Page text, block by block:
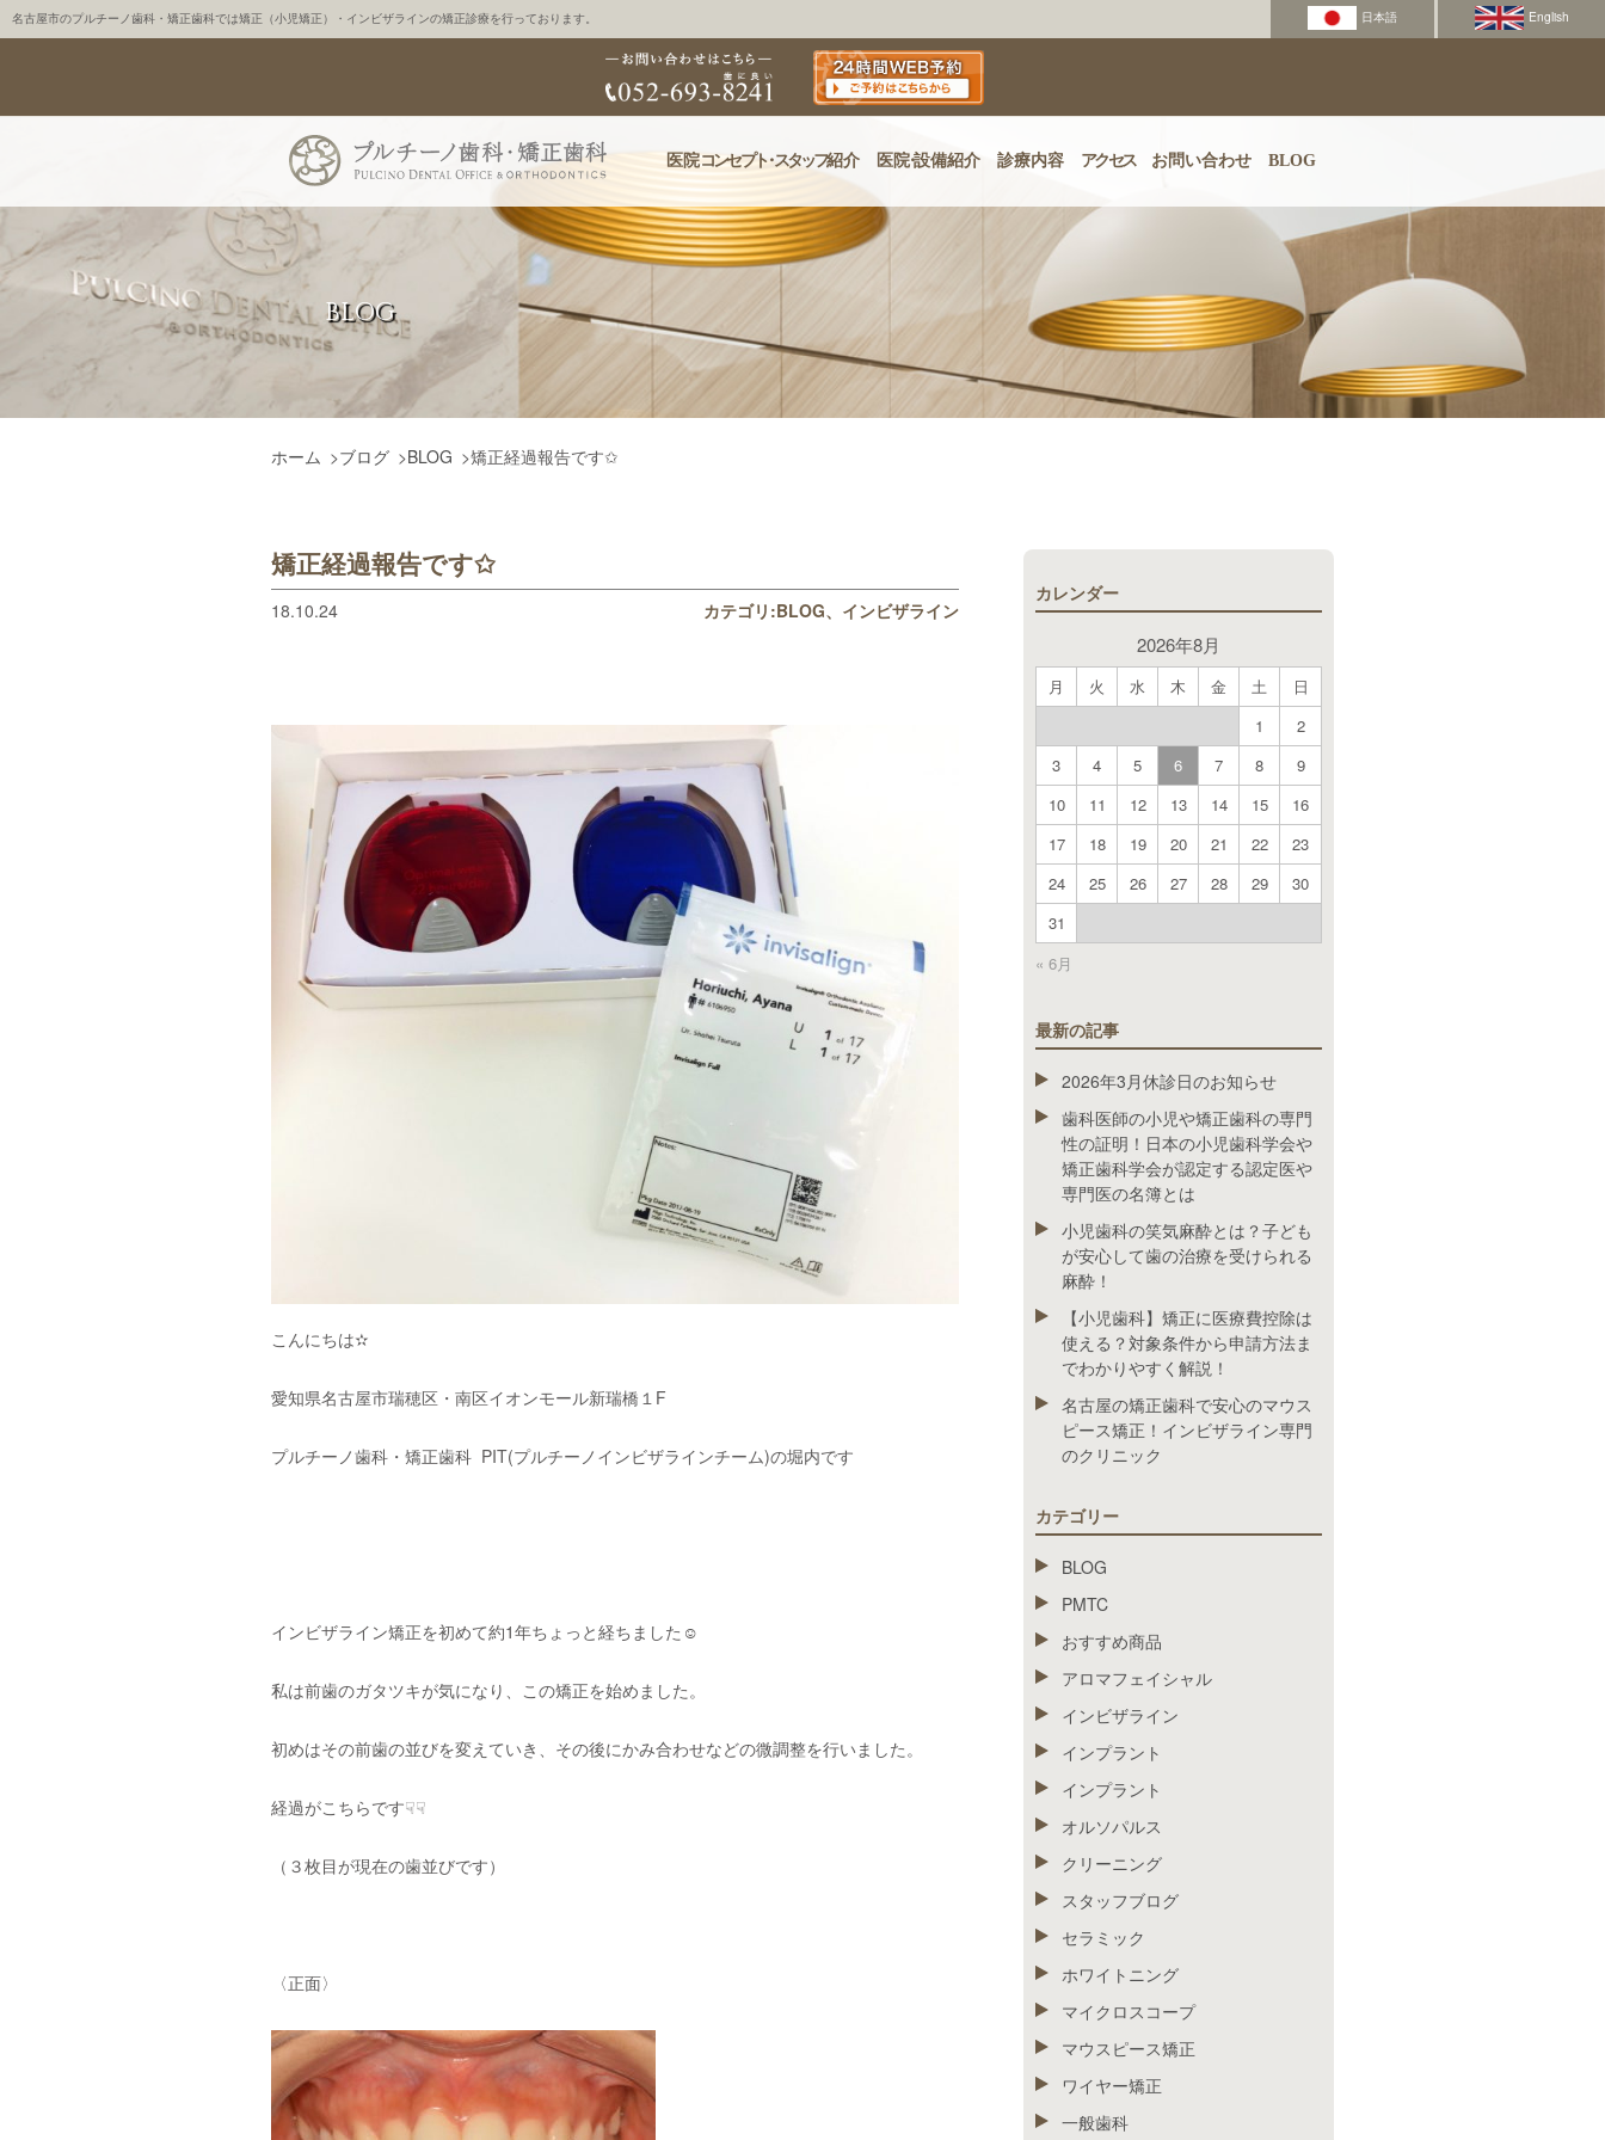
名古屋市のプルチーノ歯科・矯正歯科では矯正（小児矯正）・インビザラインの矯正診療を行っております。
医院コンセプト・スタッフ紹介 医院・設備紹介 診療内容 アクセス お問い合わせ BLOG
BLOG
ホーム >ブログ >BLOG >矯正経過報告です✩
矯正経過報告です✩
18.10.24 カテゴリ:BLOG インビザライン
こんにちは✫
愛知県名古屋市瑞穂区・南区イオンモール新瑞橋１F
プルチーノ歯科・矯正歯科 PIT(プルチーノインビザラインチーム)の堀内です
インビザライン矯正を初めて約1年ちょっと経ちました☺
私は前歯のガタツキが気になり、この矯正を始めました。
初めはその前歯の並びを変えていき、その後にかみ合わせなどの微調整を行いました。
経過がこちらです☟☟
（３枚目が現在の歯並びです）
〈正面〉
カレンダー
2026年8月
月 火 水 木 金 土 日
« 6月
1
2
3
4 5 6 7 8
9
10
11 12 13 14 15
16
17
18 19 20 21 22
23
24
25 26 27 28 29
30
31
最新の記事
2026年3月休診日のお知らせ
歯科医師の小児や矯正歯科の専門
性の証明！日本の小児歯科学会や
矯正歯科学会が認定する認定医や
専門医の名簿とは
小児歯科の笑気麻酔とは？子ども
が安心して歯の治療を受けられる
麻酔！
【小児歯科】矯正に医療費控除は
使える？対象条件から申請方法ま
でわかりやすく解説！
名古屋の矯正歯科で安心のマウス
ピース矯正！インビザライン専門
のクリニック
カテゴリー
BLOG
PMTC
おすすめ商品
アロマフェイシャル
インビザライン
インプラント
インプラント
オルソパルス
クリーニング
スタッフブログ
セラミック
ホワイトニング
マイクロスコープ
マウスピース矯正
ワイヤー矯正
一般歯科